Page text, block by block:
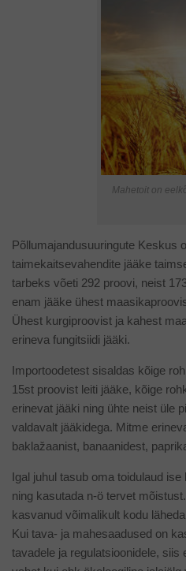
Mahetoit on
Põllumajandusuuringute Keskus
taimekaitsevahendite jääke
tarbeks võeti 292 proovi, neist
enam jääke ühest
Ühest kurgiproovist ja kahest
erineva fungitsiidi jääki.
Importoodetest sisaldas kõige
15st proovist leiti jääke, kõige
erinevat jääki ning ühte neist üle
valdavalt jääkidega. Mitme
baklažaanist, banaanidest,
Igal juhul tasub oma toidulaud
ning kasutada n-ö tervet
kasvanud võimalikult kodu
Kui tava- ja mahesaadused on
tavadele ja regulatsioonidele, siis